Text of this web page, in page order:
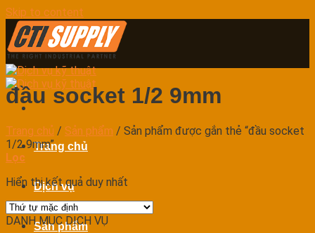
Skip to content
Trang chủ
Dịch vụ
Sản phẩm
đầu socket 1/2 9mm
Trang chủ / Sản phẩm / Sản phẩm được gắn thẻ “đầu socket
1/2 9mm”
Lọc
Hiển thị kết quả duy nhất
DANH MỤC DỊCH VỤ